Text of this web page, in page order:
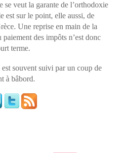
se veut la garante de l’orthodoxie
est sur le point, elle aussi, de
Une reprise en main de la
des impôts n’est donc
terme.
souvent suivi par un coup de
à bâbord.